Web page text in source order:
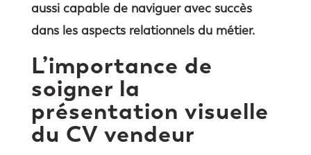
aussi capable de naviguer avec succès
dans les aspects relationnels du métier.
L’importance de
soigner la
présentation visuelle
du CV vendeur